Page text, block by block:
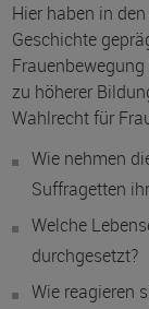
Hier haben in
Geschichte
zu höherer
Wahlrecht für
Wie nehmen
Suffragetten
Welche
durchgesetzt?
Wie reagieren